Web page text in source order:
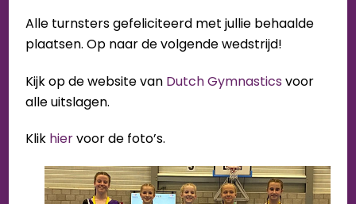
Alle turnsters gefeliciteerd met jullie behaalde
plaatsen. Op naar de volgende wedstrijd!
Kijk op de website van Dutch Gymnastics voor
alle uitslagen.
Klik hiervoor de foto’s.